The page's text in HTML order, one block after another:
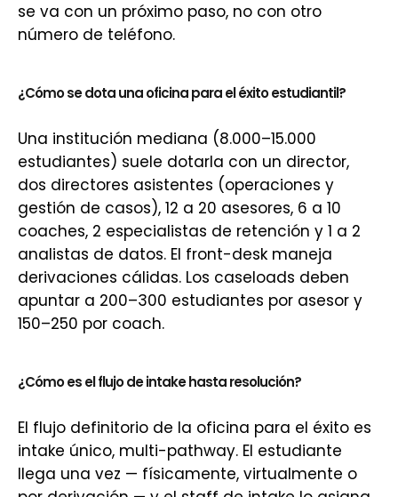
se va con un próximo paso, no con otro
número de teléfono.
¿Cómo se dota una oficina para el éxito estudiantil?
Una institución mediana (8.000–15.000
estudiantes) suele dotarla con un director,
dos directores asistentes (operaciones y
gestión de casos), 12 a 20 asesores, 6 a 10
coaches, 2 especialistas de retención y 1 a 2
analistas de datos. El front-desk maneja
derivaciones cálidas. Los caseloads deben
apuntar a 200–300 estudiantes por asesor y
150–250 por coach.
¿Cómo es el flujo de intake hasta resolución?
El flujo definitorio de la oficina para el éxito es
intake único, multi-pathway. El estudiante
llega una vez — físicamente, virtualmente o